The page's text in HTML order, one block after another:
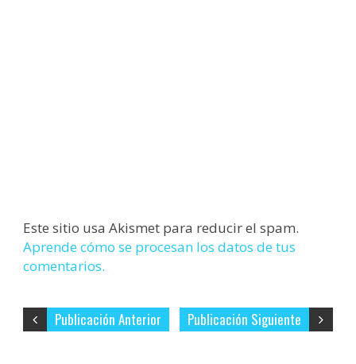
Este sitio usa Akismet para reducir el spam.
Aprende cómo se procesan los datos de tus
comentarios.
Publicación Siguiente
Publicación Anterior